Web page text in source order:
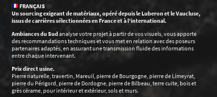
FRANÇAIS
Un sourcing exigeant de matériaux, opéré depuis le Luberon et le Vaucluse,
issus de carrières sélectionnées en France et à l’international.
Ambiances du Sud analyse votre projet à partir de vos visuels, vous apporte
des recommandations techniques et vous met en relation avec des poseurs
partenaires adaptés, en assurant une transmission fluide des informations
entre chaque intervenant.
Prix direct usine.
Pierre naturelle, travertin, Mareuil, pierre de Bourgogne, pierre de Limeyrat,
pierre du Périgord, pierre de Dordogne, pierre de Bilbeau, terre cuite, bois et
grès cérame, pour intérieur et extérieur, sols et murs.